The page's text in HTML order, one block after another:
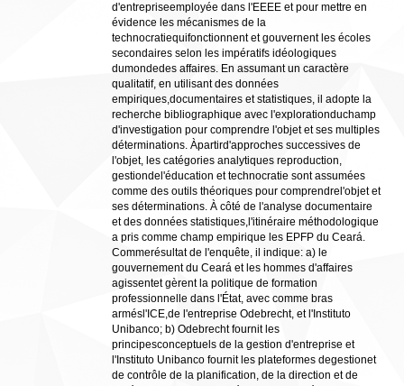
d'entrepriseemployée dans l'EEEE et pour mettre en
évidence les mécanismes de la
technocratiequifonctionnent et gouvernent les écoles
secondaires selon les impératifs idéologiques
dumondedes affaires. En assumant un caractère
qualitatif, en utilisant des données
empiriques,documentaires et statistiques, il adopte la
recherche bibliographique avec l'explorationduchamp
d'investigation pour comprendre l'objet et ses multiples
déterminations. Àpartird'approches successives de
l'objet, les catégories analytiques reproduction,
gestiondel'éducation et technocratie sont assumées
comme des outils théoriques pour comprendrel'objet et
ses déterminations. À côté de l'analyse documentaire
et des données statistiques,l'itinéraire méthodologique
a pris comme champ empirique les EPFP du Ceará.
Commerésultat de l'enquête, il indique: a) le
gouvernement du Ceará et les hommes d'affaires
agissentet gèrent la politique de formation
professionnelle dans l'État, avec comme bras
armésl'ICE,de l'entreprise Odebrecht, et l'Instituto
Unibanco; b) Odebrecht fournit les
principesconceptuels de la gestion d'entreprise et
l'Instituto Unibanco fournit les plateformes degestionet
de contrôle de la planification, de la direction et de